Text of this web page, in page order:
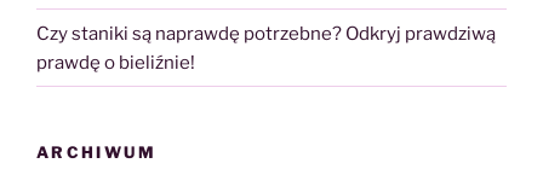
Czy staniki są naprawdę potrzebne? Odkryj prawdziwą
prawdę o bieliźnie!
ARCHIWUM